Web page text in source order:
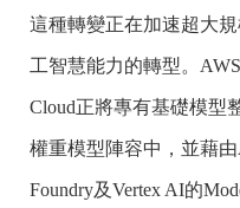
這種轉變正在加速超大
工智慧能力的轉型。
Cloud正將專有基礎模型
權重模型陣容中，並藉由
Foundry及Vertex AI的